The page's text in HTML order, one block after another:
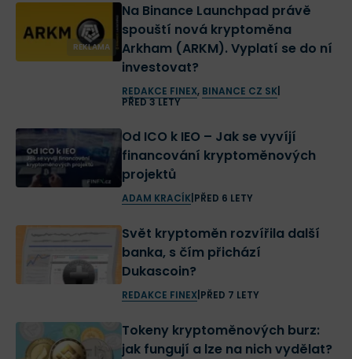
REKLAMA
Na Binance Launchpad právě
spouští nová kryptoměna
Arkham (ARKM). Vyplatí se do ní
investovat?
REDAKCE FINEX, BINANCE CZ SK|
PŘED 3 LETY
Od ICO k IEO – Jak se vyvíjí
financování kryptoměnových
projektů
ADAM KRACÍK| PŘED 6 LETY
Svět kryptoměn rozvířila další
banka, s čím přichází
Dukascoin?
REDAKCE FINEX| PŘED 7 LETY
Tokeny kryptoměnových burz:
jak fungují a lze na nich vydělat?